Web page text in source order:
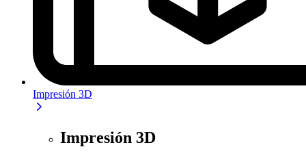
Impresión 3D
Impresión 3D